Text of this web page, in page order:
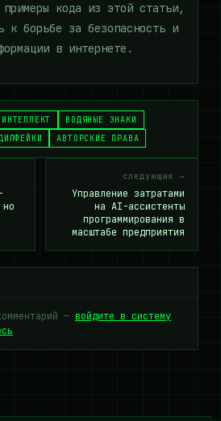
кода из этой статьи,
к борьбе за безопасность и
в интернете.
ВОДЯНЫЕ ЗНАКИ
АВТОРСКИЕ ПРАВА
следующая →
Управление затратами
на AI-ассистенты
программирования в
масштабе предприятия
— войдите в систему